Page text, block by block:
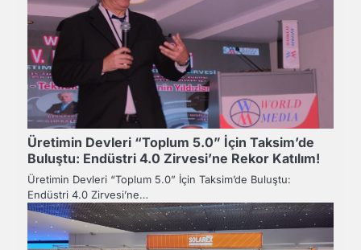
Üretimin Devleri “Toplum 5.0” İçin Taksim’de
Buluştu: Endüstri 4.0 Zirvesi’ne Rekor Katılım!
Üretimin Devleri “Toplum 5.0” İçin Taksim’de Buluştu:
Endüstri 4.0 Zirvesi’ne…